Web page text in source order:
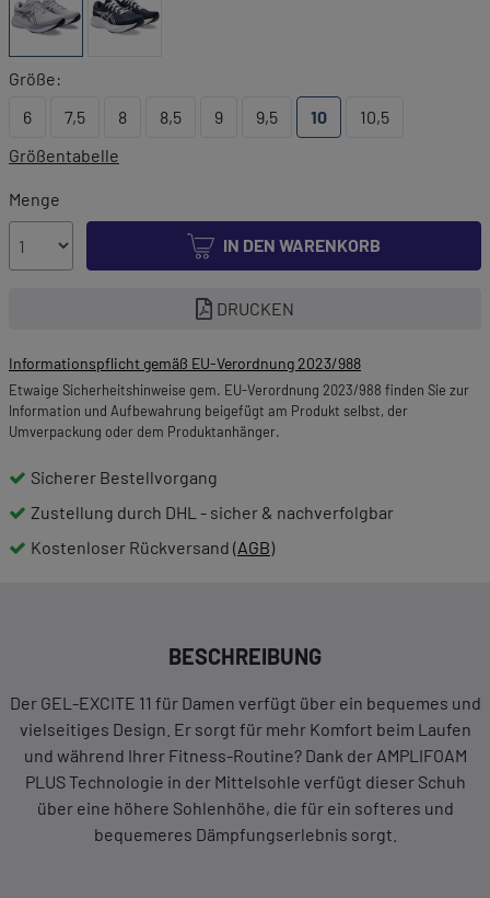
Größe:
6
7,5 8 8,5 9 9,5 10
10,5
Größentabelle
Menge
IN DEN WARENKORB
DRUCKEN
Informationspflicht gemäß EU-Verordnung 2023/988
Etwaige Sicherheitshinweise gem. EU-Verordnung 2023/988 finden Sie zur
Information und Aufbewahrung beigefügt am Produkt selbst, der
Umverpackung oder dem Produktanhänger.
Sicherer Bestellvorgang
Zustellung durch DHL - sicher & nachverfolgbar
Kostenloser Rückversand (AGB)
BESCHREIBUNG
Der GEL-EXCITE 11 für Damen verfügt über ein bequemes und
vielseitiges Design. Er sorgt für mehr Komfort beim Laufen
und während Ihrer Fitness-Routine? Dank der AMPLIFOAM
PLUS Technologie in der Mittelsohle verfügt dieser Schuh
über eine höhere Sohlenhöhe, die für ein softeres und
bequemeres Dämpfungserlebnis sorgt.